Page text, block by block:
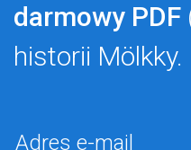
darmowy PDF
historii Mölkky.